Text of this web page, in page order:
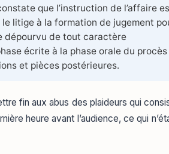
que l’instruction de l’affaire
litige à la formation de jugement
dépourvu de tout caractère
écrite à la phase orale du procès
et pièces postérieures.
fin aux abus des plaideurs qui
heure avant l’audience, ce qui